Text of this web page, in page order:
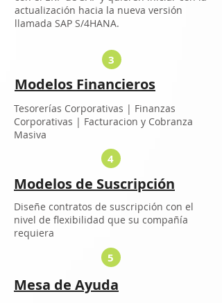
actualización hacia la nueva versión
llamada SAP S/4HANA.
3
Modelos Financieros
Tesorerías Corporativas | Finanzas
Corporativas | Facturacion y Cobranza
Masiva
4
Modelos de Suscripción
Diseñe contratos de suscripción con el
nivel de flexibilidad que su compañía
requiera
5
Mesa de Ayuda